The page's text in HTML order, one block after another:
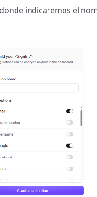
indicaremos el